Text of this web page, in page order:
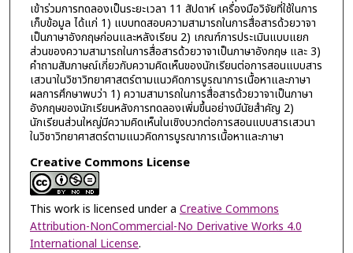
เข้าร่วมการทดลองเป็นระยะเวลา 11 สัปดาห์ เครื่องมือวิจัยที่ใช้ในการ
เก็บข้อมูล ได้แก่ 1) แบบทดสอบความสามารถในการสื่อสารด้วยวาจา
เป็นภาษาอังกฤษก่อนและหลังเรียน 2) เกณฑ์การประเมินแบบแยก
ส่วนของความสามารถในการสื่อสารด้วยวาจาเป็นภาษาอังกฤษ และ 3)
คำถามสัมภาษณ์เกี่ยวกับความคิดเห็นของนักเรียนต่อการสอนแบบสาร
เสวนาในวิชาวิทยาศาสตร์ตามแนวคิดการบูรณาการเนื้อหาและภาษา
ผลการศึกษาพบว่า 1) ความสามารถในการสื่อสารด้วยวาจาเป็นภาษา
อังกฤษของนักเรียนหลังการทดลองเพิ่มขึ้นอย่างมีนัยสำคัญ 2)
นักเรียนส่วนใหญ่มีความคิดเห็นในเชิงบวกต่อการสอนแบบสารเสวนา
ในวิชาวิทยาศาสตร์ตามแนวคิดการบูรณาการเนื้อหาและภาษา
Creative Commons License
This work is licensed under a Creative Commons
Attribution-NonCommercial-No Derivative Works 4.0
International License.